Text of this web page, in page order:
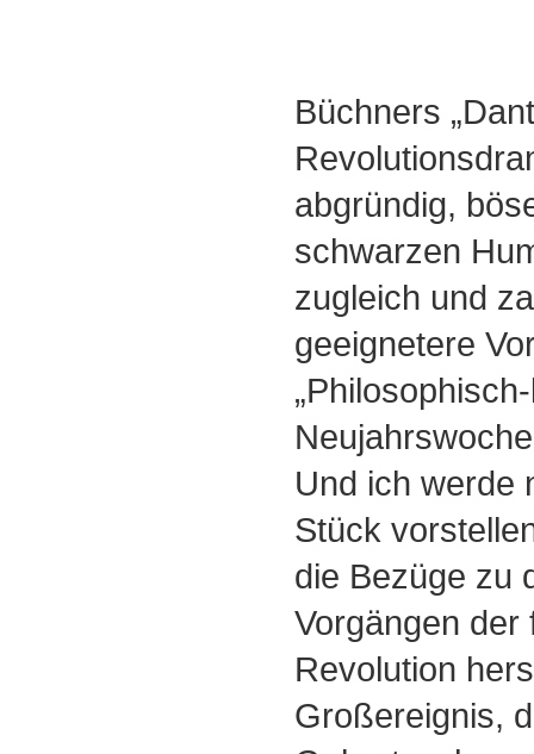
Büchners
abgründig,
schwarzen
zugleich und
geeignetere
Und ich werde
Stück
die Bezüge zu
Vorgängen
Revolution
Großereignis,